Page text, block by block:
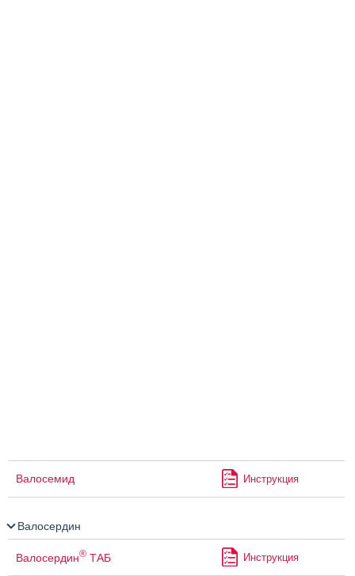
Валосемид Инструкция
Валосердин
Валосердин® ТАБ Инструкция